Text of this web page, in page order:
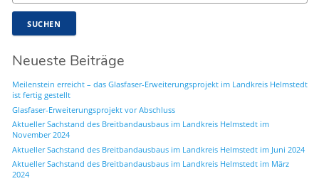
nach:
Neueste Beiträge
Meilenstein erreicht – das Glasfaser-Erweiterungsprojekt im Landkreis Helmstedt
ist fertig gestellt
Glasfaser-Erweiterungsprojekt vor Abschluss
Aktueller Sachstand des Breitbandausbaus im Landkreis Helmstedt im
November 2024
Aktueller Sachstand des Breitbandausbaus im Landkreis Helmstedt im Juni 2024
Aktueller Sachstand des Breitbandausbaus im Landkreis Helmstedt im März
2024